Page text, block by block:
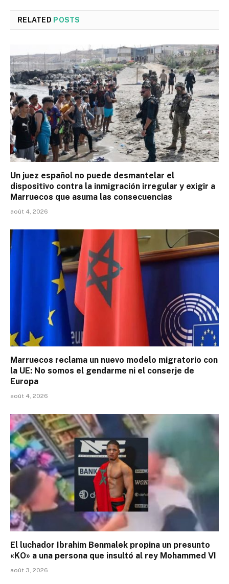
RELATED POSTS
Un juez español no puede desmantelar el
dispositivo contra la inmigración irregular y exigir a
Marruecos que asuma las consecuencias
août 4, 2026
Marruecos reclama un nuevo modelo migratorio con
la UE: No somos el gendarme ni el conserje de
Europa
août 4, 2026
El luchador Ibrahim Benmalek propina un presunto
«KO» a una persona que insultó al rey Mohammed VI
août 3, 2026